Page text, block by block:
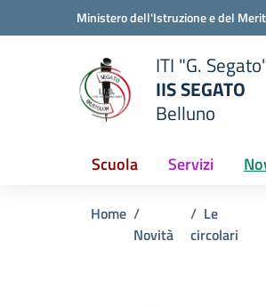
Vai ai contenuti
Vai al menu di navigazioneMinistero dell'Istruzione e del
scuola
ITI "G.
IIS SEGATO
Belluno
Scuola Servizi
Home
Novità
Le
circolari